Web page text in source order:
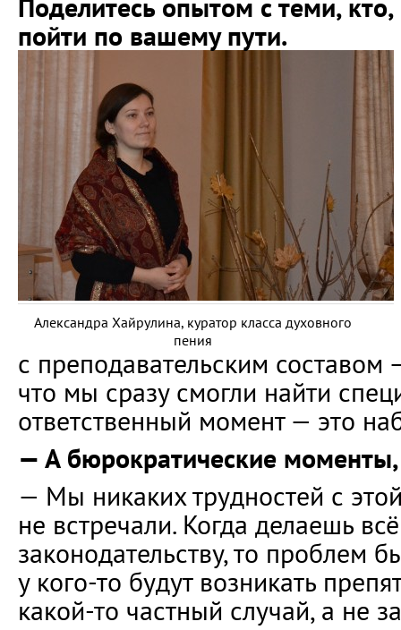
Поделитесь опытом с теми,
пойти по вашему пути.
Александра Хайрулина, куратор класса духовного
пения
с преподавательским составом
что мы сразу смогли найти
ответственный момент — это
— А бюрократические
— Мы никаких трудностей с
не встречали. Когда делаешь
законодательству, то проблем
у кого-то будут возникать
какой-то частный случай, а не